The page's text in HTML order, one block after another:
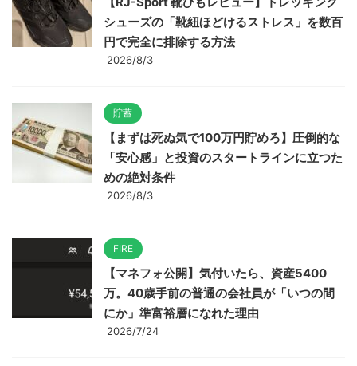
シューズの「靴紐ほどけるストレス」を数百
円で完全に排除する方法
2026/8/3
貯蓄
【まずは死ぬ気で100万円貯めろ】圧倒的な
「安心感」と投資のスタートラインに立つた
めの絶対条件
2026/8/3
FIRE
【マネフォ公開】気付いたら、資産5400
万。40歳手前の普通の会社員が「いつの間
にか」準富裕層になれた理由
2026/7/24